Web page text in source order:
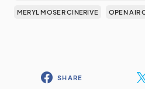
MERYL MOSER CINERIVE OPEN AIR
SHARE